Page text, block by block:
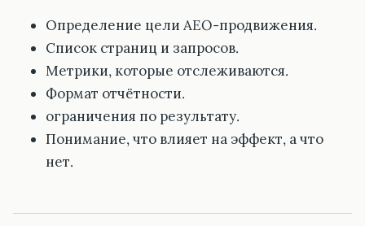
Определение цели AEO-продвижения.
Список страниц и запросов.
Метрики, которые отслеживаются.
Формат отчётности.
ограничения по результату.
Понимание, что влияет на эффект, а что
нет.